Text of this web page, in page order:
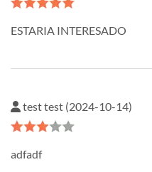
ESTARIA INTERESADO
test test (2024-10-14)
adfadf